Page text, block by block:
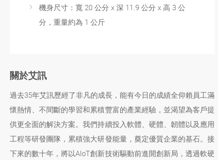
機身尺寸：寬 20 公分 x 深 11.9 公分 x 高 3 公
分，重量約為 1 公斤
關於艾訊
過去35年艾訊歷經了非凡的成長，能有今日的成績全仰賴員工滿
懷熱情、不間斷的學習和累積豐富的產業經驗，並渴望為客戶提
供更全面的解決方案。我們持續投入軟體、硬體、韌體以及應用
工程等研發團隊，累積強大研發能量，奠定優質企業的基石。接
下來的數十年，將以AIoT創新技術驅動前進開創新局，透過軟硬